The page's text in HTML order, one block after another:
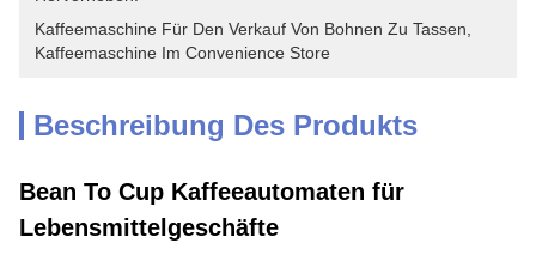
Kaffeemaschine Für Den Verkauf Von Bohnen Zu Tassen
Kaffeemaschine Im Convenience Store
Beschreibung Des Produkts
Bean To Cup Kaffeeautomaten für
Lebensmittelgeschäfte